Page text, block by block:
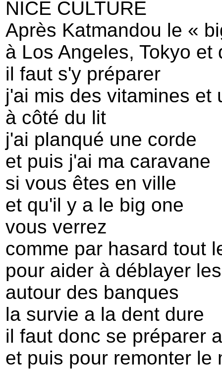
NICE CULTURE
Après Katmandou le «
à Los Angeles, Tokyo
il faut s'y préparer
j'ai mis des vitamines et
à côté du lit
j'ai planqué une corde
et puis j'ai ma caravane
si vous êtes en ville
et qu'il y a le big one
vous verrez
comme par hasard tout
pour aider à déblayer
autour des banques
la survie a la dent dure
il faut donc se préparer
et puis pour remonter le